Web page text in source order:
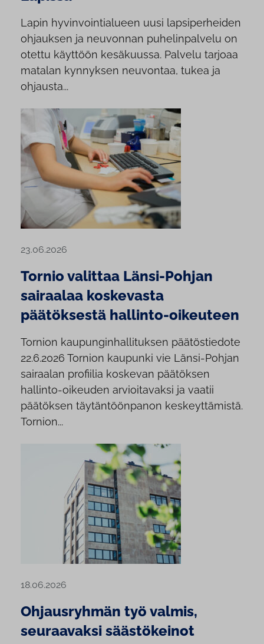
Lapin hyvinvointialueen uusi lapsiperheiden
ohjauksen ja neuvonnan puhelinpalvelu on
otettu käyttöön kesäkuussa. Palvelu tarjoaa
matalan kynnyksen neuvontaa, tukea ja
ohjausta...
23.06.2026
Tornio valittaa Länsi-Pohjan
sairaalaa koskevasta
päätöksestä hallinto-oikeuteen
Tornion kaupunginhallituksen päätöstiedote
22.6.2026 Tornion kaupunki vie Länsi-Pohjan
sairaalan profiilia koskevan päätöksen
hallinto-oikeuden arvioitavaksi ja vaatii
päätöksen täytäntöönpanon keskeyttämistä.
Tornion...
18.06.2026
Ohjausryhmän työ valmis,
seuraavaksi säästökeinot